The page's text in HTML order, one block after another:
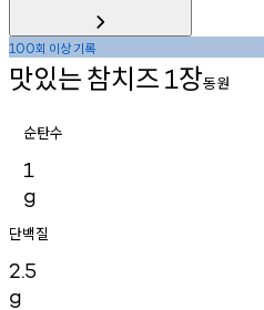
100회 이상기록
맛있는참치즈1장동원
순탄수
1
g
단백질
2.5
g